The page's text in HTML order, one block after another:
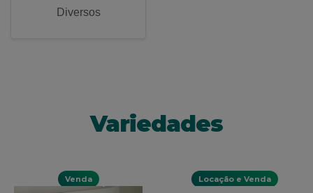
Diversos
Variedades
Venda Locação e Venda